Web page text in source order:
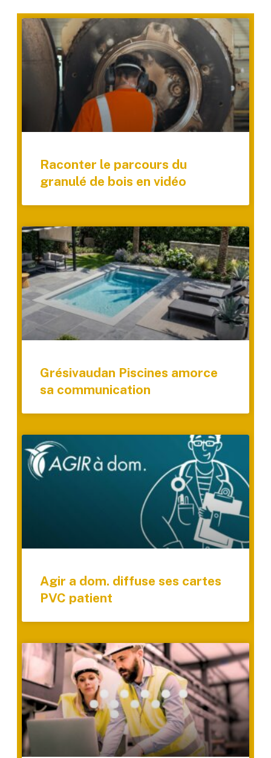
Raconter le parcours du
granulé de bois en vidéo
Grésivaudan Piscines amorce
sa communication
Agir a dom. diffuse ses cartes
PVC patient